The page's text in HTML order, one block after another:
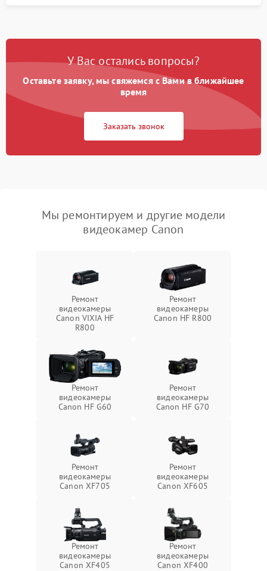
У Вас остались вопросы?
Оставьте заявку, мы свяжемся с Вами в ближайшее
время
Заказать звонок
Мы ремонтируем и другие модели
видеокамер Canon
Ремонт
видеокамеры
Canon VIXIA HF
R800
Ремонт
видеокамеры
Canon HF R800
Ремонт
видеокамеры
Canon HF G60
Ремонт
видеокамеры
Canon HF G70
Ремонт
видеокамеры
Canon XF705
Ремонт
видеокамеры
Canon XF605
Ремонт
видеокамеры
Canon XF405
Ремонт
видеокамеры
Canon XF400